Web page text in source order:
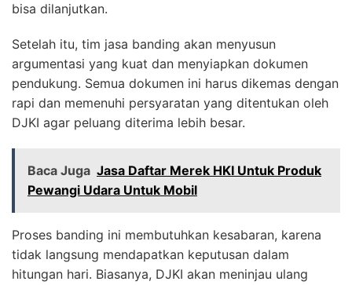
bisa dilanjutkan.
Setelah itu, tim jasa banding akan menyusun
argumentasi yang kuat dan menyiapkan dokumen
pendukung. Semua dokumen ini harus dikemas dengan
rapi dan memenuhi persyaratan yang ditentukan oleh
DJKI agar peluang diterima lebih besar.
Baca Juga Jasa Daftar Merek HKI Untuk Produk
Pewangi Udara Untuk Mobil
Proses banding ini membutuhkan kesabaran, karena
tidak langsung mendapatkan keputusan dalam
hitungan hari. Biasanya, DJKI akan meninjau ulang